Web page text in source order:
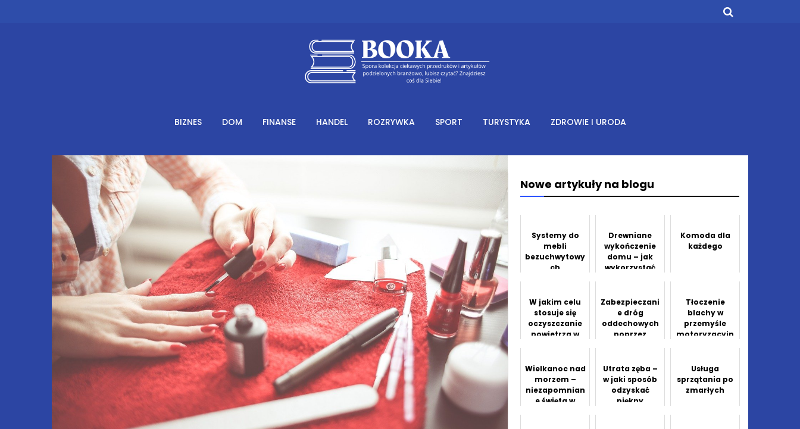
BIZNES DOM FINANSE HANDEL ROZRYWKA SPORT TURYSTYKA ZDROWIE I URODA
Nowe artykuły na blogu
Systemy do
mebli
bezuchwytowy
ch
Drewniane
wykończenie
domu – jak
wykorzystać
aranżacji
budynku
Komoda dla
każdego
W jakim celu
stosuje się
oczyszczanie
powietrza w
Zabezpieczani
e dróg
oddechowych
poprzez
ochronnych
jednorazoweg
o użytku
Tłoczenie
blachy w
przemyśle
motoryzacyjn
Wielkanoc nad
morzem –
niezapomnian
e święta w
Utrata zęba –
w jaki sposób
odzyskać
piękny
Usługa
sprzątania po
zmarłych